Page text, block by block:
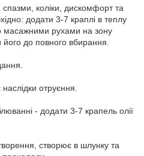
коліки, дискомфорт та
додати 3-7 краплі в теплу
масажними рухами на зону
до повного вбирання.
отруєння.
- додати 3-7 крапель олії
створює в шлунку та